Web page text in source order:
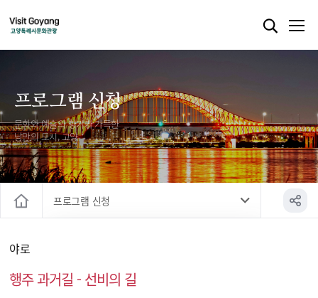
프로그램 신청
문화와 예술의 향기가 가득한
낭만의 도시, 고양
프로그램 신청
야로
행주 과거길 - 선비의 길